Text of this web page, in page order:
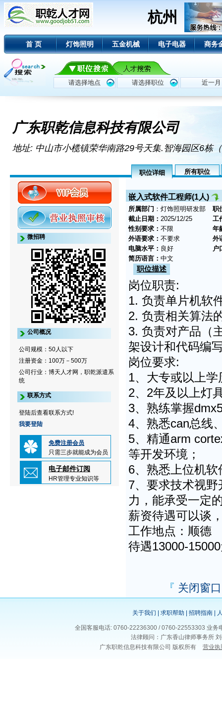
杭州
首 页 灯饰照明 五金机械 电子电器 商务
广东职乾信息科技有限公司
地址: 中山市小榄镇荣华南路29号天集.智海园区6栋
职位详细 所有职位
微招聘
公司概况
公司规模：50人以下
注册资金：100万－500万
公司行业：博天人才网，职乾派遣系
统
联系方式
登陆后查看联系方式!
我要登陆
免费注册会员
只需三步就能成为会员
电子邮件订阅
HR管理专业知识等
嵌入式软件工程师(1人)
所属部门 ：灯饰照明研发部
职
截止日期： 2025/12/25
工
性别要求： 不限
年
外语要求： 不要求
外
电脑水平： 良好
户
简历语言： 中文
职位描述
岗位职责:
1. 负责单片机软
2. 负责相关算法
3. 负责对产品（
架设计和代码编
岗位要求:
1、大专或以上
2、2年及以上灯
3、熟练掌握
4、熟悉can总线
5、精通arm
等开发环境；
6、熟悉上位机
7、要求技术视
力，能承受一定
薪资待遇可以谈
工作地点：顺
待遇13000-
『 关闭窗口
关于我们 求职帮助 招聘指南
全国客服电话: 0760-22236300 / 0760-22553303 业
法律顾问：广东香山律师事务所
广东职乾信息科技有限公司 版权所有
营业执